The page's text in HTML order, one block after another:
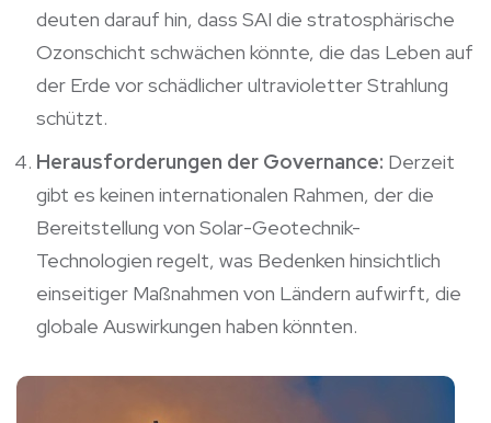
deuten darauf hin, dass SAI die stratosphärische
Ozonschicht schwächen könnte, die das Leben auf
der Erde vor schädlicher ultravioletter Strahlung
schützt.
Herausforderungen der Governance: Derzeit
gibt es keinen internationalen Rahmen, der die
Bereitstellung von Solar-Geotechnik-
Technologien regelt, was Bedenken hinsichtlich
einseitiger Maßnahmen von Ländern aufwirft, die
globale Auswirkungen haben könnten.